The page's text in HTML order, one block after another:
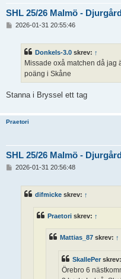
SHL 25/26 Malmö -
2026-01-31 20:55:46
Donkels-3.0 skrev: ↑
Missade oxå matchen då jag
poäng i Skåne
Stanna i Bryssel ett tag
Praetori
SHL 25/26 Malmö -
2026-01-31 20:56:48
difmicke skrev: ↑
Praetori skrev: ↑
Mattias_87 skrev: ↑
SkallePer skrev:
Örebro 6